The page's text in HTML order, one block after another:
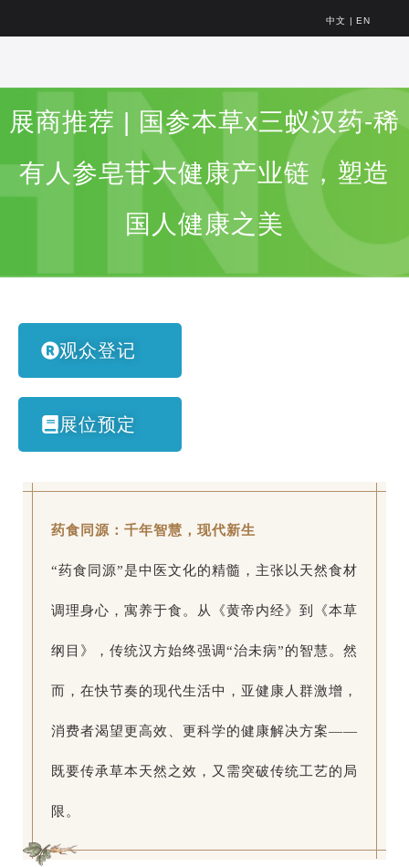
中文 | EN
展商推荐 | 国参本草x三蚁汉药-稀
有人参皂苷大健康产业链，塑造
国人健康之美
观众登记
展位预定
药食同源：千年智慧，现代新生
“药食同源”是中医文化的精髓，主张以天然食材
调理身心，寓养于食。从《黄帝内经》到《本草
纲目》，传统汉方始终强调“治未病”的智慧。然
而，在快节奏的现代生活中，亚健康人群激增，
消费者渴望更高效、更科学的健康解决方案——
既要传承草本天然之效，又需突破传统工艺的局
限。